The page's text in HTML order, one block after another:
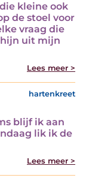
kleine ook
de stoel voor
vraag die
uit mijn
Lees meer >
hartenkreet
blijf ik aan
lik ik de
Lees meer >